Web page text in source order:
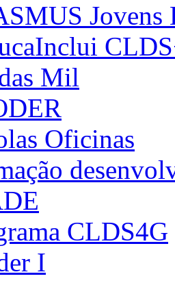
Jovens
Mil
Oficinas
CLDS4G
I